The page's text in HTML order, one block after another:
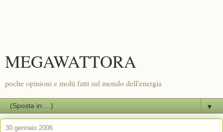
MEGAWATTORA
poche opinioni e molti fatti sul mondo dell'energia
▼
30 gennaio 2006